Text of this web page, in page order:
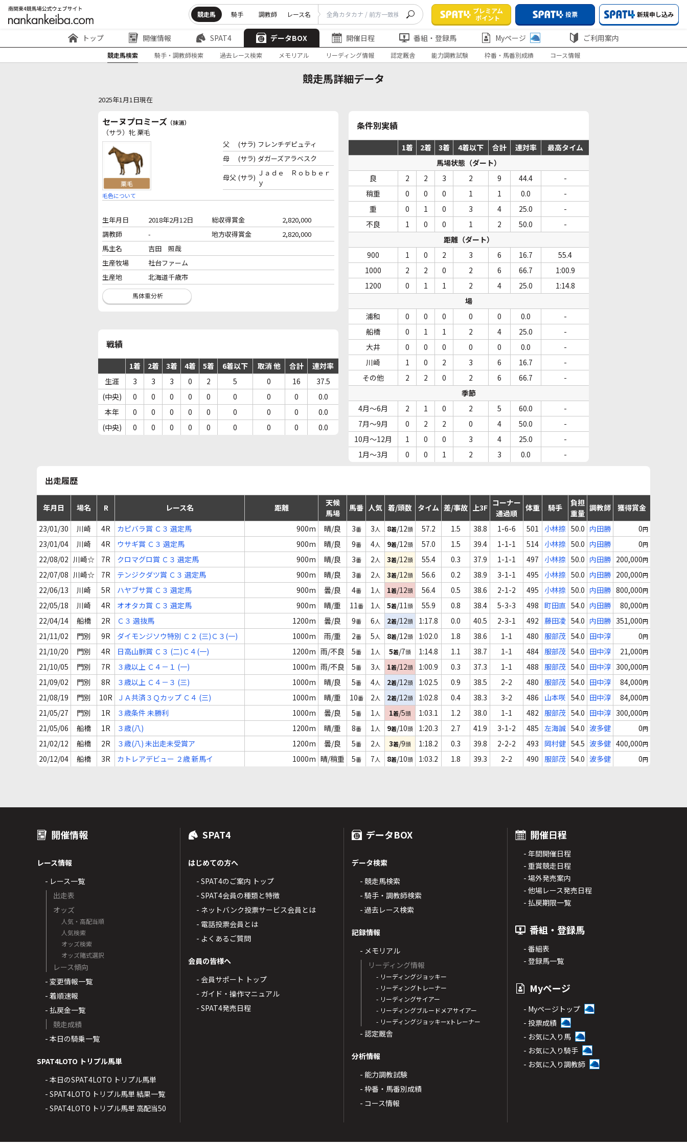
競走馬 騎手 調教師 レース名
プレミアム
ポイント
投票 新規申し込み
トップ 開催情報 SPAT4 データBOX 開催日程 番組・登録馬 Myページ ご利用案内
競走馬検索 騎手・調教師検索 過去レース検索 メモリアル リーディング情報 認定厩舎 能力調教試験 枠番・馬番別成績 コース情報
競走馬詳細データ
2025年1月1日現在
セーヌプロミーズ （抹消）
（サラ）牝 栗毛
毛色について
父 (サラ) フレンチデピュティ
母
(サラ) ダガーズアラベスク
母父 (サラ) Ｊａｄｅ Ｒｏｂｂｅｒ
ｙ
生年月日 2018年2月12日 総収得賞金
2,820,000
調教師
- 地方収得賞金
2,820,000
馬主名
吉田 照哉
生産牧場
社台ファーム
生産地
北海道千歳市
戦績
1着 2着 3着 4着 5着 6着以下 取消 他 合計
連対率
生涯
3 3 3 0 2 5 0 16
37.5
(中央)
0 0 0 0 0 0 0 0
0.0
本年
0 0 0 0 0 0 0 0
0.0
(中央)
0 0 0 0 0 0 0 0 0.0
条件別実績
1着 2着 3着 4着以下 合計 連対率
最高タイム
馬場状態（ダート）
良
2 2 3 2 9 44.4
-
稍重
0 0 0 1 1 0.0
-
重
0 1 0 3 4 25.0
-
不良
1 0 0 1 2 50.0
-
距離（ダート）
900
1 0 2 3 6 16.7
55.4
1000
2 2 0 2 6 66.7
1:00.9
1200
0 1 1 2 4 25.0
1:14.8
場
浦和
0 0 0 0 0 0.0
-
船橋
0 1 1 2 4 25.0
-
大井
0 0 0 0 0 0.0
-
川崎
1 0 2 3 6 16.7
-
その他
2 2 0 2 6 66.7
-
季節
4月～6月
2 1 0 2 5 60.0
-
7月～9月
0 2 2 0 4 50.0
-
10月～12月
1 0 0 3 4 25.0
-
1月～3月
0 0 1 2 3 0.0 -
出走履歴
年月日 場名 R レース名 距離
天候
馬場
馬番 人気 着/頭数 タイム 差/事故 上3F コーナー
通過順
体重 騎手
負担
重量
調教師 獲得賞金
23/01/30 川崎 4R カピバラ賞 Ｃ３ 選定馬 900m 晴/良 3番 3人 8着/12頭 57.2 1.5 38.8 1-6-6 501 小林捺 50.0 内田勝 0円
23/01/04 川崎 4R ウサギ賞 Ｃ３ 選定馬 900m 晴/良 9番 4人 9着/12頭 57.0 1.5 39.4 1-1-1 514 小林捺 50.0 内田勝 0円
22/08/02 川崎☆ 7R クロマグロ賞 Ｃ３ 選定馬 900m 晴/良 3番 2人 3着/12頭 55.4 0.3 37.9 1-1-1 497 小林捺 50.0 内田勝 200,000円
22/07/08 川崎☆ 7R テンジクダツ賞 Ｃ３ 選定馬 900m 晴/良 3番 2人 3着/12頭 56.6 0.2 38.9 3-1-1 495 小林捺 50.0 内田勝 200,000円
22/06/13 川崎 5R ハヤブサ賞 Ｃ３ 選定馬 900m 曇/良 4番 1人 1着/12頭 56.4 0.5 38.6 2-1-2 495 小林捺 50.0 内田勝 800,000円
22/05/18 川崎 4R オオタカ賞 Ｃ３ 選定馬 900m 晴/重 11番 1人 5着/11頭 55.9 0.8 38.4 5-3-3 498 町田直 54.0 内田勝 80,000円
22/04/14 船橋 2R Ｃ３ 選抜馬 1200m 曇/良 9番 6人 2着/12頭 1:17.8 0.0 40.5 2-3-1 492 藤田凌 54.0 内田勝 351,000円
21/11/02 門別 9R ダイモンジソウ特別 Ｃ２ (三)Ｃ３(一) 1000m 雨/重 2番 5人 8着/12頭 1:02.0 1.8 38.6 1-1 480 服部茂 54.0 田中淳 0円
21/10/20 門別 4R 日高山脈賞 Ｃ３ (二)Ｃ４(一) 1200m 雨/不良 5番 1人 5着/7頭 1:14.8 1.1 38.7 1-1 484 服部茂 54.0 田中淳 21,000円
21/10/05 門別 7R ３歳以上 Ｃ４－１ (一) 1000m 雨/不良 5番 3人 1着/12頭 1:00.9 0.3 37.3 1-1 488 服部茂 54.0 田中淳 300,000円
21/09/02 門別 8R ３歳以上 Ｃ４－３ (三) 1000m 晴/良 5番 4人 2着/12頭 1:02.5 0.9 38.5 2-2 480 服部茂 54.0 田中淳 84,000円
21/08/19 門別 10R ＪＡ共済３Ｑカップ Ｃ４ (三) 1000m 晴/重 10番 2人 2着/12頭 1:02.8 0.4 38.3 3-2 486 山本咲 54.0 田中淳 84,000円
21/05/27 門別 1R ３歳条件 未勝利 1000m 曇/良 5番 1人 1着/5頭 1:03.1 1.2 38.0 1-1 482 服部茂 54.0 田中淳 300,000円
21/05/06 船橋 1R ３歳(八) 1200m 晴/重 8番 1人 9着/10頭 1:20.3 2.7 41.9 3-1-2 485 左海誠 54.0 波多健 0円
21/02/12 船橋 2R ３歳(八) 未出走未受賞ア 1200m 曇/良 5番 2人 3着/9頭 1:18.2 0.3 39.8 2-2-2 493 岡村健 54.5 波多健 400,000円
20/12/04 船橋 3R カトレアデビュー ２歳 新馬イ 1000m 晴/稍重 5番 7人 8着/10頭 1:03.2 1.8 39.3 2-2 490 服部茂 54.0 波多健 0円
開催情報
レース情報
- レース一覧
出走表
オッズ
人気・高配当順
人気検索
オッズ検索
オッズ賭式選択
レース傾向
- 変更情報一覧
- 着順速報
- 払戻金一覧
競走成績
- 本日の騎乗一覧
SPAT4LOTO トリプル馬単
- 本日のSPAT4LOTO トリプル馬単
- SPAT4LOTO トリプル馬単 結果一覧
- SPAT4LOTO トリプル馬単 高配当50
SPAT4
はじめての方へ
- SPAT4のご案内 トップ
- SPAT4会員の種類と特徴
- ネットバンク投票サービス会員とは
- 電話投票会員とは
- よくあるご質問
会員の皆様へ
- 会員サポート トップ
- ガイド・操作マニュアル
- SPAT4発売日程
データBOX
データ検索
- 競走馬検索
- 騎手・調教師検索
- 過去レース検索
記録情報
- メモリアル
リーディング情報
- リーディングジョッキー
- リーディングトレーナー
- リーディングサイアー
- リーディングブルードメアサイアー
- リーディングジョッキーxトレーナー
- 認定厩舎
分析情報
- 能力調教試験
- 枠番・馬番別成績
- コース情報
開催日程
- 年間開催日程
- 重賞競走日程
- 場外発売案内
- 他場レース発売日程
- 払戻期限一覧
番組・登録馬
- 番組表
- 登録馬一覧
Myページ
- Myページトップ
- 投票成績
- お気に入り馬
- お気に入り騎手
- お気に入り調教師